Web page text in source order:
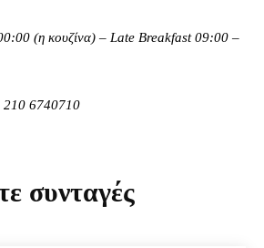
(η κουζίνα) – Late Breakfast 09:00 –
210 6740710
συνταγές